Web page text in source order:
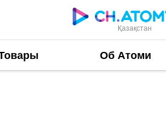
Қазақстан
Об Атоми
/ Академия Успеха Атоми